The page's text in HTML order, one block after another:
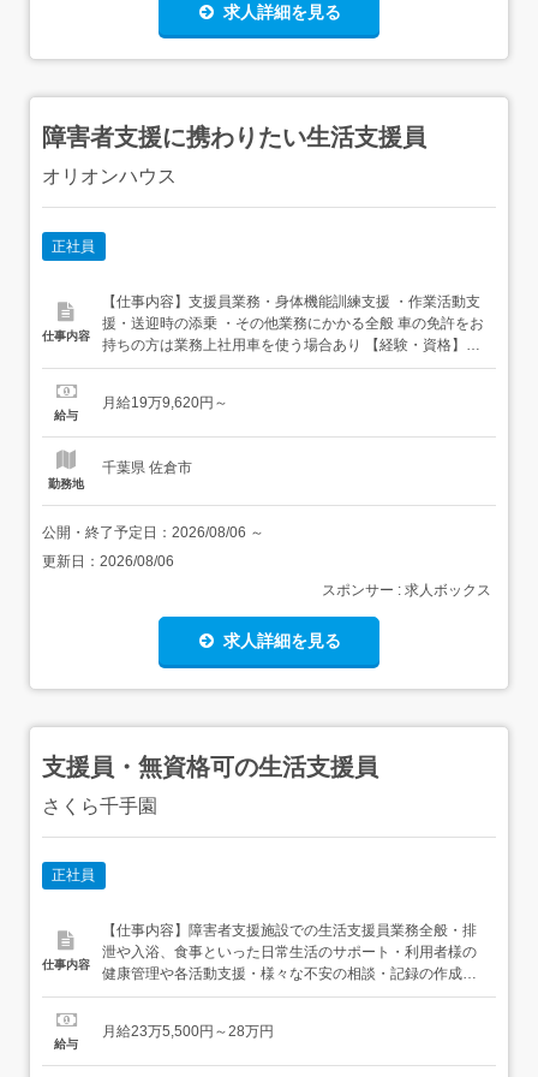
求人詳細を見る
障害者支援に携わりたい生活支援員
オリオンハウス
正社員
仕事内容
【仕事内容】支援員業務・身体機能訓練支援 ・作業活動支
援・送迎時の添乗 ・その他業務にかかる全般 車の免許をお
持ちの方は業務上社用車を使う場合あり 【経験・資格】<
応募要件>下記いずれかの資格必須・介護職員初任者研修
上年齢不問<歓迎要件>普通自動車運転免許あればなお可
給与
月給19万9,620円～
勤務地
千葉県 佐倉市
公開・終了予定日： 2026/08/06 ～
更新日： 2026/08/06
スポンサー : 求人ボックス
求人詳細を見る
支援員・無資格可の生活支援員
さくら千手園
正社員
仕事内容
【仕事内容】障害者支援施設での生活支援員業務全般・排
泄や入浴、食事といった日常生活のサポート・利用者様の
健康管理や各活動支援・様々な不安の相談・記録の作成や
ご家族との連絡調整 など 車はワゴン車を使用業務範囲の変
自動車運転免許必須(AT限定可)未経験・ブランク可<歓迎要
給与
月給23万5,500円～28万円